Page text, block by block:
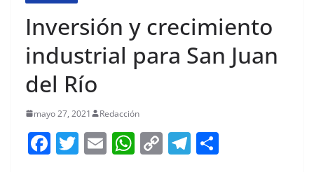
Inversión y crecimiento
industrial para San Juan
del Río
mayo 27, 2021 Redacción
F T E W C T